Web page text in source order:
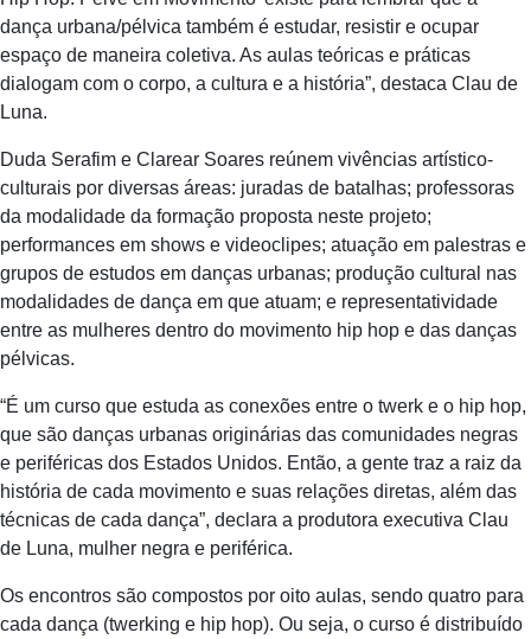
dança urbana/pélvica também é estudar, resistir e ocupar
espaço de maneira coletiva. As aulas teóricas e práticas
dialogam com o corpo, a cultura e a história”, destaca Clau de
Luna.
Duda Serafim e Clarear Soares reúnem vivências artístico-
culturais por diversas áreas: juradas de batalhas; professoras
da modalidade da formação proposta neste projeto;
performances em shows e videoclipes; atuação em palestras e
grupos de estudos em danças urbanas; produção cultural nas
modalidades de dança em que atuam; e representatividade
entre as mulheres dentro do movimento hip hop e das danças
pélvicas.
“É um curso que estuda as conexões entre o twerk e o hip hop,
que são danças urbanas originárias das comunidades negras
e periféricas dos Estados Unidos. Então, a gente traz a raiz da
história de cada movimento e suas relações diretas, além das
técnicas de cada dança”, declara a produtora executiva Clau
de Luna, mulher negra e periférica.
Os encontros são compostos por oito aulas, sendo quatro para
cada dança (twerking e hip hop). Ou seja, o curso é distribuído